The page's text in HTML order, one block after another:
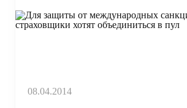
08.04.2014